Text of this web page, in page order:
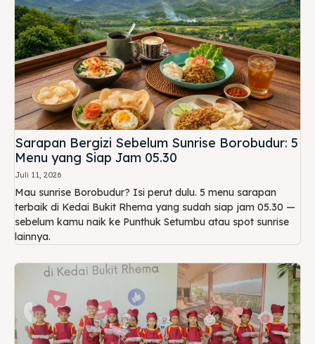
Sarapan Bergizi Sebelum Sunrise Borobudur: 5
Menu yang Siap Jam 05.30
Juli 11, 2026
Mau sunrise Borobudur? Isi perut dulu. 5 menu sarapan
terbaik di Kedai Bukit Rhema yang sudah siap jam 05.30 —
sebelum kamu naik ke Punthuk Setumbu atau spot sunrise
lainnya.